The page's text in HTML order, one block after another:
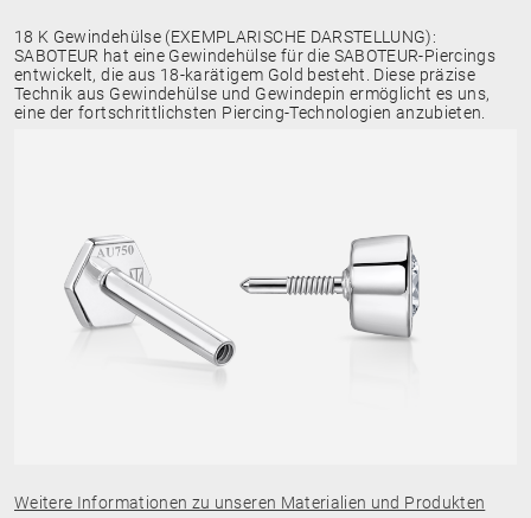
18 K Gewindehülse (EXEMPLARISCHE DARSTELLUNG):
SABOTEUR hat eine Gewindehülse für die SABOTEUR-Piercings
entwickelt, die aus 18-karätigem Gold besteht. Diese präzise
Technik aus Gewindehülse und Gewindepin ermöglicht es uns,
eine der fortschrittlichsten Piercing-Technologien anzubieten.
Weitere Informationen zu unseren Materialien und Produkten